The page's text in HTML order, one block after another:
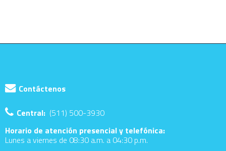
Contáctenos
Central: (511) 500-3930
Horario de atención presencial y telefónica:
Lunes a viernes de 08:30 a.m. a 04:30 p.m.